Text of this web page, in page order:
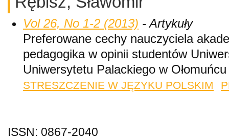
Vol 26, No 1-2 (2013) - Artykuły
Preferowane cechy nauczyciela
pedagogika w opinii studentów
Uniwersytetu Palackiego w Ołomuńcu
STRESZCZENIE W JĘZYKU POLSKIM
ISSN: 0867-2040